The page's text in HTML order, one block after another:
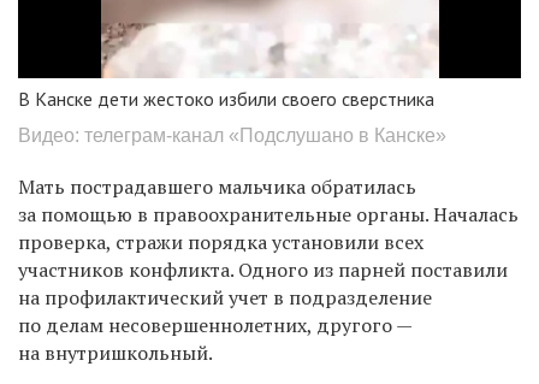
В Канске дети жестоко избили своего сверстника
Видео: телеграм-канал «Подслушано в Канске»
Мать пострадавшего мальчика обратилась
за помощью в правоохранительные органы. Началась
проверка, стражи порядка установили всех
участников конфликта. Одного из парней поставили
на профилактический учет в подразделение
по делам несовершеннолетних, другого —
на внутришкольный.